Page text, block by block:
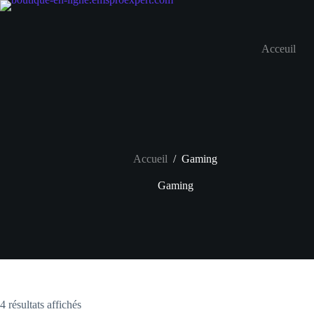
Passer
Acceuil
Accueil / Gaming
Gaming
4 résultats affichés